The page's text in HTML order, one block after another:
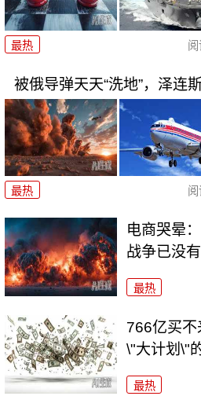
最热
被俄导弹天天“洗地”，泽连
最热
电商哭晕
战争已没
最热
766亿买
\"大计划\"
最热